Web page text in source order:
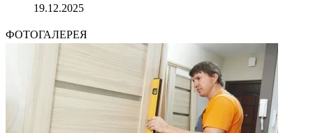
19.12.2025
ФОТОГАЛЕРЕЯ